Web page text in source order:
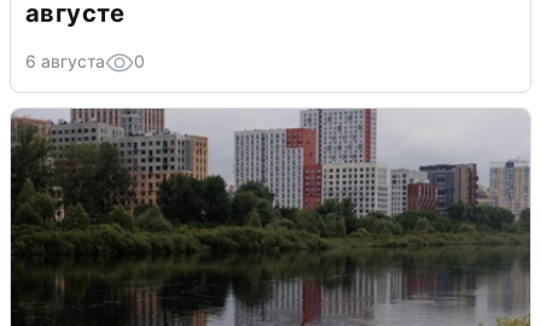
августе
6 августа 0